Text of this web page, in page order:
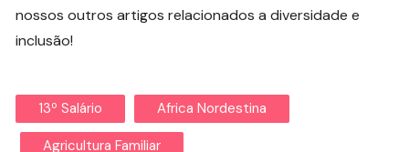
nossos outros artigos relacionados a diversidade e
inclusão!
13º Salário Africa Nordestina
Agricultura Familiar